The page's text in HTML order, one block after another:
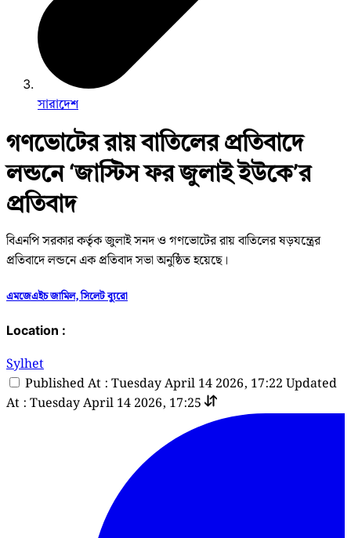
সারাদেশ
গণভোটের রায় বাতিলের প্রতিবাদে
লন্ডনে ‘জাস্টিস ফর জুলাই ইউকে’র
প্রতিবাদ
বিএনপি সরকার কর্তৃক জুলাই সনদ ও গণভোটের রায় বাতিলের ষড়যন্ত্রের
প্রতিবাদে লন্ডনে এক প্রতিবাদ সভা অনুষ্ঠিত হয়েছে।
এমজেএইচ জামিল, সিলেট ব্যুরো
Location :
Sylhet
Published At : Tuesday April 14 2026, 17:22 Updated
At : Tuesday April 14 2026, 17:25